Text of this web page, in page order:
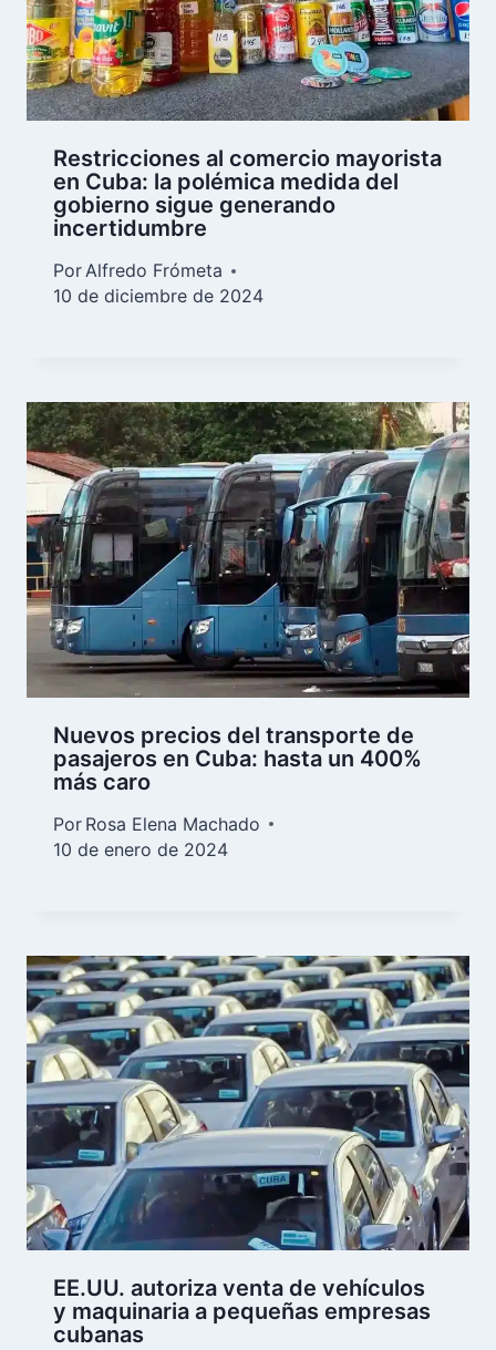
Restricciones al comercio mayorista
en Cuba: la polémica medida del
gobierno sigue generando
incertidumbre
PorAlfredo Frómeta
10 de diciembre de 2024
Nuevos precios del transporte de
pasajeros en Cuba: hasta un 400%
más caro
Por Rosa Elena Machado
10 de enero de 2024
EE.UU. autoriza venta de vehículos
y maquinaria a pequeñas empresas
cubanas